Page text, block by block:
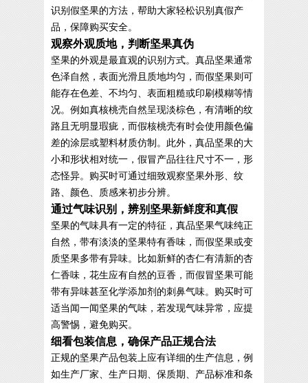
识别假坚果的方法，帮助大家轻松识别真假产
品，保障购买安全。
观察外观质地，判断坚果真伪
坚果的外观是最直观的识别方式。真品坚果通常
色泽自然，表面光滑且质地均匀，而假坚果则可
能存在色差、不均匀、表面粗糙或印刷模糊等情
况。例如真核桃壳自然呈现淡棕色，有清晰的纹
路且无明显瑕疵，而假核桃壳有时会使用颜色偏
差的涂层或塑料材质仿制。此外，真品坚果的大
小和形状相对统一，假冒产品往往尺寸不一，形
态怪异。购买时可通过细致观察坚果外形、纹
路、颜色、质感来初步分辨。
通过气味识别，辨别坚果新鲜度和真假
坚果的气味具有一定的特征，真品坚果气味纯正
自然，带有淡淡的坚果特有香味，而假坚果或变
质坚果多带有异味。比如新鲜的杏仁有清新的杏
仁香味，花生应有自然的豆香，而假冒坚果可能
带有异味甚至化学添加剂的刺鼻气味。购买时可
适当闻一闻坚果的气味，若发现气味异常，应提
高警惕，避免购买。
细看包装信息，确保产品正规合法
正规的坚果产品包装上应有详细的生产信息，例
如生产厂家、生产日期、保质期、产品标准和条